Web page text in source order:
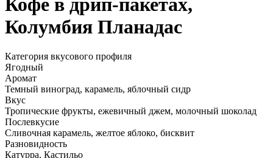
Колумбия Планадас
Категория вкусового профиля
Ягодный
Аромат
Темный виноград, карамель, яблочный сидр
Вкус
Тропические фрукты, ежевичный джем, молочный шоколад
Послевкусие
Сливочная карамель, желтое яблоко, бисквит
Разновидность
Катурра, Кастильо